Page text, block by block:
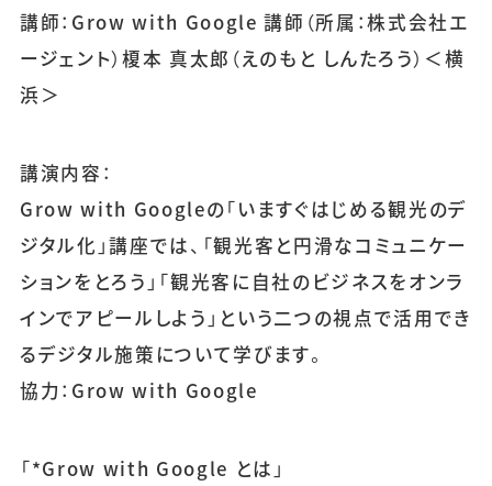
講師：Grow with Google 講師（所属：株式会社エ
ージェント）榎本 真太郎（えのもと しんたろう）＜横
浜＞
講演内容：
Grow with Googleの「いますぐはじめる観光のデ
ジタル化」講座では、「観光客と円滑なコミュニケー
ションをとろう」「観光客に自社のビジネスをオンラ
インでアピールしよう」という二つの視点で活用でき
るデジタル施策について学びます。
協力：Grow with Google
「*Grow with Google とは」